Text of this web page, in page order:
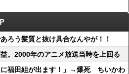
ろう髪質と抜け具合なんやが！！
。2000年のアニメ放送当時を上回る
に福田組が出ます！」→爆死 ちいかわ